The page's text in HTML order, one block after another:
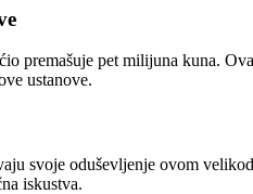
premašuje pet milijuna kuna.
ustanove.
svoje oduševljenje ovom
iskustva.